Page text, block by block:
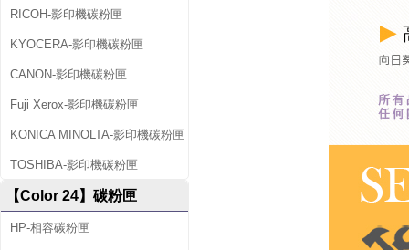
RICOH-影印機碳粉匣
KYOCERA-影印機碳粉匣
CANON-影印機碳粉匣
Fuji Xerox-影印機碳粉匣
KONICA MINOLTA-影印機碳粉匣
TOSHIBA-影印機碳粉匣
【Color 24】碳粉匣
HP-相容碳粉匣